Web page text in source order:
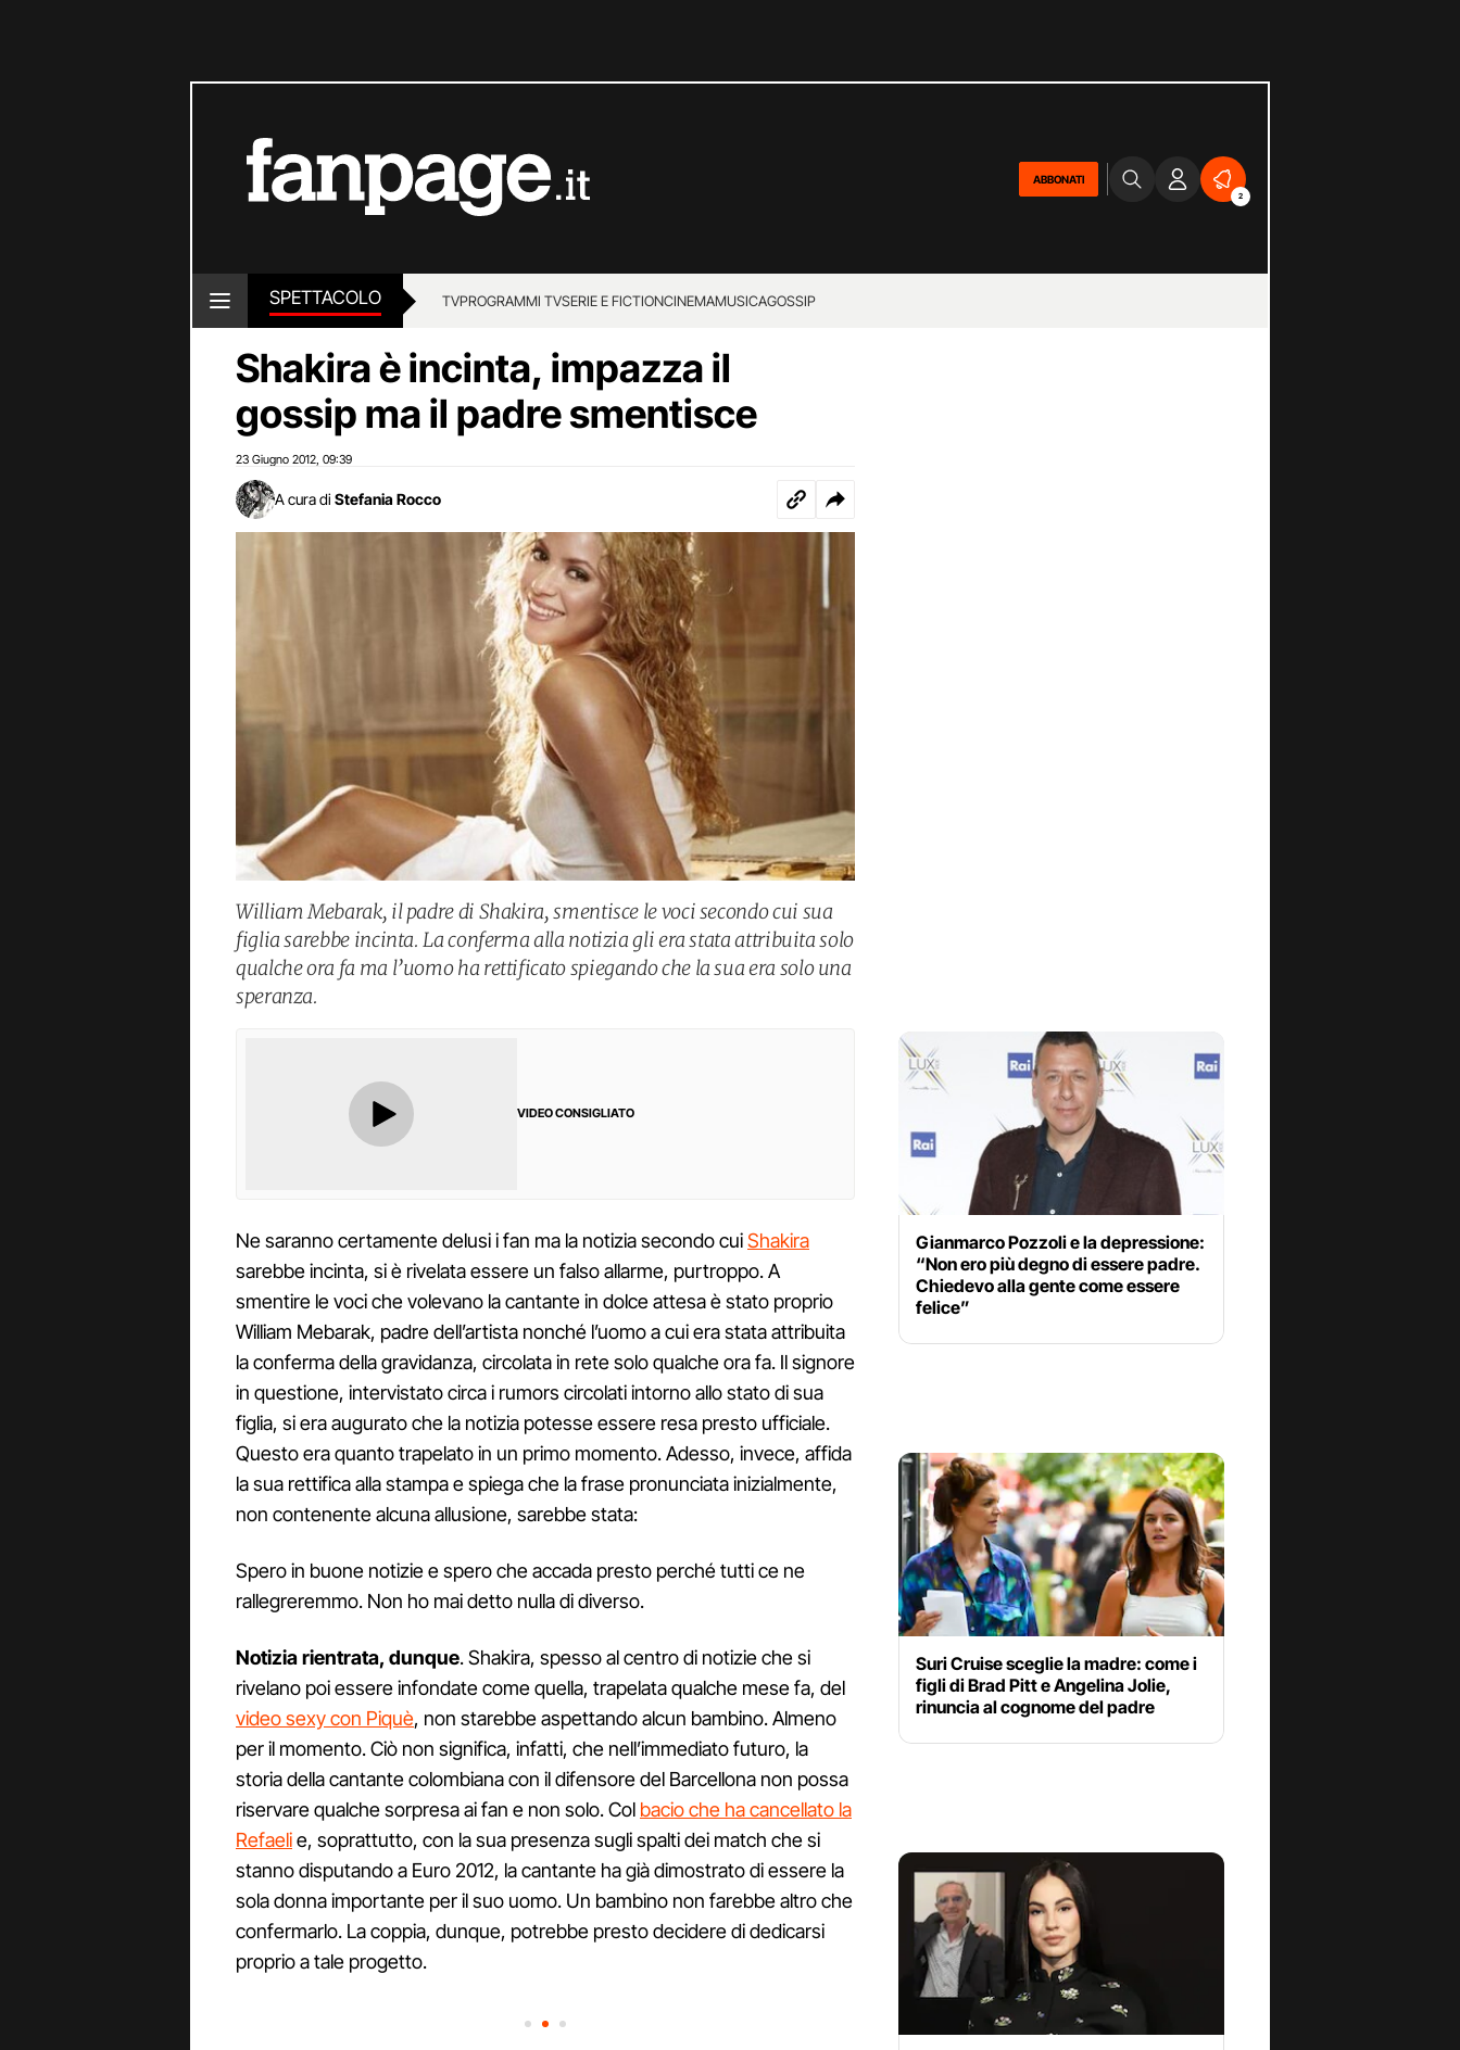
ABBONATI
2
SPETTACOLO TVPROGRAMMI TVSERIE E FICTIONCINEMAMUSICAGOSSIP
Shakira è incinta, impazza il
gossip ma il padre smentisce
23 Giugno 2012 09:39
A cura di Stefania Rocco
William Mebarak, il padre di Shakira, smentisce le voci secondo cui sua
figlia sarebbe incinta. La conferma alla notizia gli era stata attribuita solo
qualche ora fa ma l’uomo ha rettificato spiegando che la sua era solo una
speranza.
VIDEO CONSIGLIATO
Ne saranno certamente delusi i fan ma la notizia secondo cuiShakira
sarebbe incinta, si è rivelata essere un falso allarme, purtroppo. A
smentire le voci che volevano la cantante in dolce attesa è stato proprio
William Mebarak, padre dell’artista nonché l’uomo a cui era stata attribuita
la conferma della gravidanza, circolata in rete solo qualche ora fa. Il signore
in questione, intervistato circa i rumors circolati intorno allo stato di sua
figlia, si era augurato che la notizia potesse essere resa presto ufficiale.
Questo era quanto trapelato in un primo momento. Adesso, invece, affida
la sua rettifica alla stampa e spiega che la frase pronunciata inizialmente,
non contenente alcuna allusione, sarebbe stata:
Spero in buone notizie e spero che accada presto perché tutti ce ne
rallegreremmo. Non ho mai detto nulla di diverso.
Notizia rientrata, dunque. Shakira, spesso al centro di notizie che si
rivelano poi essere infondate come quella, trapelata qualche mese fa, del
video sexy con Piquè, non starebbe aspettando alcun bambino. Almeno
per il momento. Ciò non significa, infatti, che nell’immediato futuro, la
storia della cantante colombiana con il difensore del Barcellona non possa
riservare qualche sorpresa ai fan e non solo. Col bacio che ha cancellato la
Refaelie, soprattutto, con la sua presenza sugli spalti dei match che si
stanno disputando a Euro 2012, la cantante ha già dimostrato di essere la
sola donna importante per il suo uomo. Un bambino non farebbe altro che
confermarlo. La coppia, dunque, potrebbe presto decidere di dedicarsi
proprio a tale progetto.
Gianmarco Pozzoli e la depressione:
“Non ero più degno di essere padre.
Chiedevo alla gente come essere
felice”
Suri Cruise sceglie la madre: come i
figli di Brad Pitt e Angelina Jolie,
rinuncia al cognome del padre